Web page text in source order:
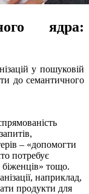
ядра:
у пошуковій
до семантичного
– «допомогти
потребує
тощо.
наприклад,
продукти для